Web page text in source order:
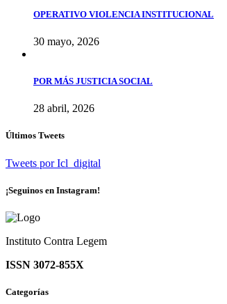
OPERATIVO VIOLENCIA INSTITUCIONAL
30 mayo, 2026
POR MÁS JUSTICIA SOCIAL
28 abril, 2026
Últimos Tweets
Tweets por Icl_digital
¡Seguinos en Instagram!
Instituto Contra Legem
ISSN 3072-855X
Categorías